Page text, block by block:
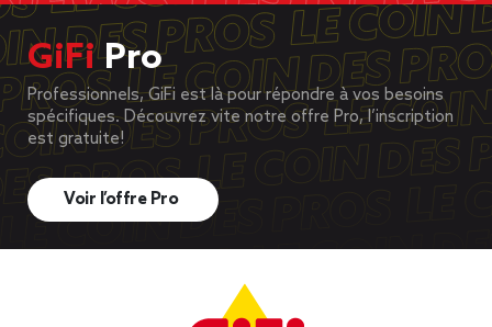
GiFiPro
Professionnels, GiFi est là pour répondre à vos besoins
spécifiques. Découvrez vite notre offre Pro, l’inscription
est gratuite!
Voir l’offre Pro